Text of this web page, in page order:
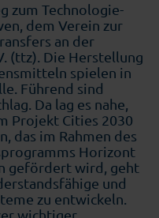
zum Technologie-
dem Verein zur
an der
(ttz). Die Herstellung
spielen in
Führend sind
Da lag es nahe,
Projekt Cities 2030
das im Rahmen des
Horizont
gefördert wird, geht
und
zu entwickeln.
wichtiger